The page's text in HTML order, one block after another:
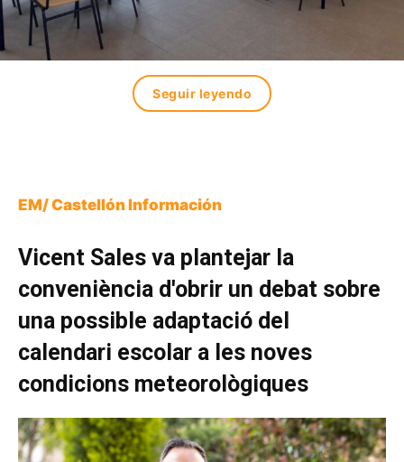
Seguir leyendo
EM/ Castellón Información
Vicent Sales va plantejar la
conveniència d'obrir un debat sobre
una possible adaptació del
calendari escolar a les noves
condicions meteorològiques